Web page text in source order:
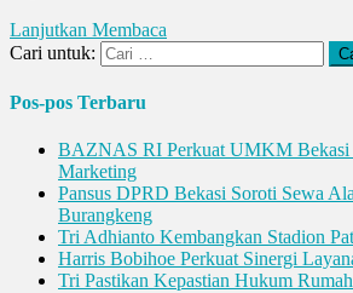
Lanjutkan Membaca
Cari untuk:
Pos-pos Terbaru
BAZNAS RI Perkuat UMKM Bekasi
Marketing
Pansus DPRD Bekasi Soroti Sewa
Burangkeng
Tri Adhianto Kembangkan Stadion
Harris Bobihoe Perkuat Sinergi
Tri Pastikan Kepastian Hukum